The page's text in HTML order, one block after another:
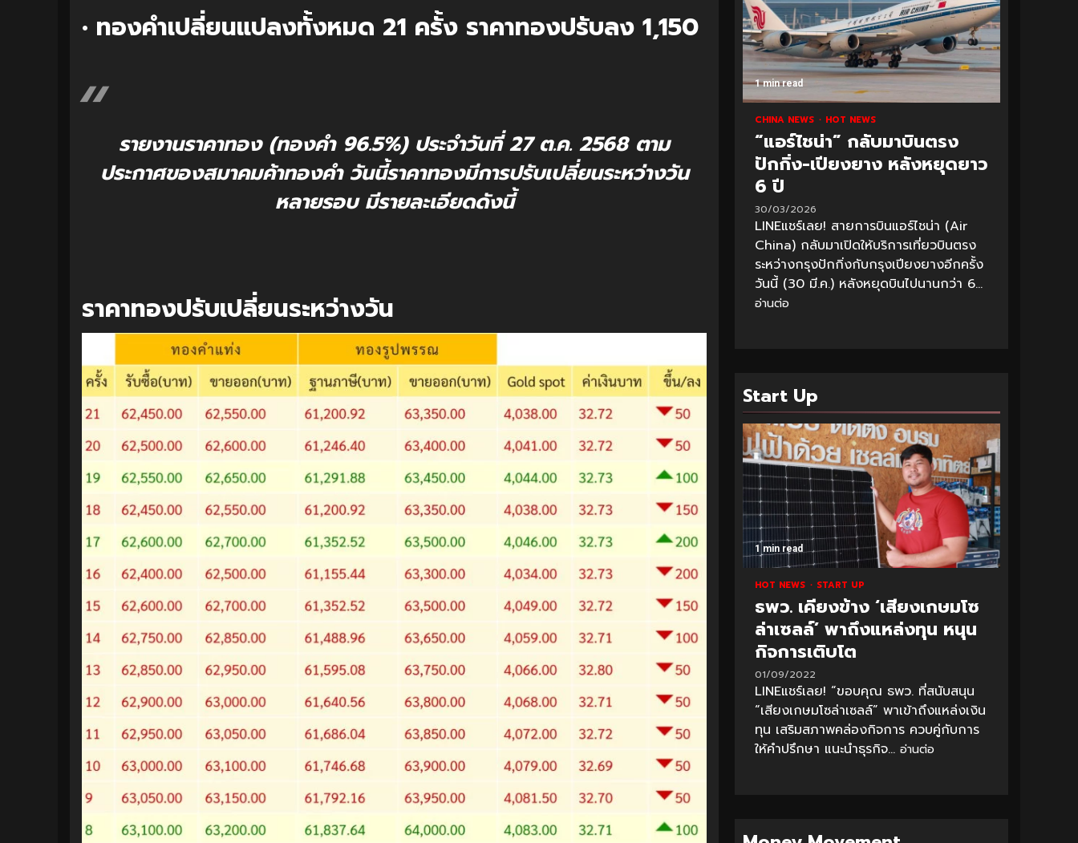
• ทองคำเปลี่ยนแปลงทั้งหมด 21 ครั้ง ราคาทองปรับลง 1,150
รายงานราคาทอง (ทองคำ 96.5%) ประจำวันที่ 27 ต.ค. 2568 ตาม
ประกาศของสมาคมค้าทองคำ วันนี้ราคาทองมีการปรับเปลี่ยนระหว่างวัน
หลายรอบ มีรายละเอียดดังนี้
ราคาทองปรับเปลี่ยนระหว่างวัน
1 min read
CHINA NEWS HOT NEWS
“แอร์ไชน่า” กลับมาบินตรง
ปักกิ่ง-เปียงยาง หลังหยุดยาว
6 ปี
30/03/2026
LINEแชร์เลย! สายการบินแอร์ไชน่า (Air
China) กลับมาเปิดให้บริการเที่ยวบินตรง
ระหว่างกรุงปักกิ่งกับกรุงเปียงยางอีกครั้ง
วันนี้ (30 มี.ค.) หลังหยุดบินไปนานกว่า 6...
อ่านต่อ
Start Up
1 min read
HOT NEWS START UP
ธพว. เคียงข้าง ‘เสียงเกษมโซ
ล่าเซลล์’ พาถึงแหล่งทุน หนุน
กิจการเติบโต
01/09/2022
LINEแชร์เลย! “ขอบคุณ ธพว. ที่สนับสนุน
“เสียงเกษมโซล่าเซลล์” พาเข้าถึงแหล่งเงิน
ทุน เสริมสภาพคล่องกิจการ ควบคู่กับการ
ให้คำปรึกษา แนะนำธุรกิจ... อ่านต่อ